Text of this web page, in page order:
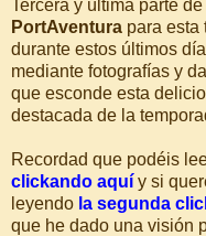
Tercera y última parte
PortAventura para esta
durante estos últimos
mediante fotografías y
que esconde esta
destacada de la
Recordad que podéis
clickando aquí y si
leyendo la segunda
que he dado una visión